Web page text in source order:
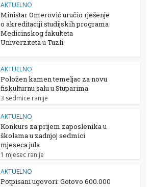
AKTUELNO
Ministar Omerović uručio rješenje
o akreditaciji studijskih programa
Medicinskog fakulteta
Univerziteta u Tuzli
AKTUELNO
Položen kamen temeljac za novu
fiskulturnu salu u Stuparima
3 sedmice ranije
AKTUELNO
Konkurs za prijem zaposlenika u
školama u zadnjoj sedmici
mjeseca jula
1 mjesec ranije
AKTUELNO
Potpisani ugovori: Gotovo 600.000